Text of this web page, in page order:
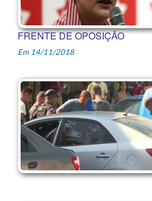
FRENTE DE OPOSIÇÃO
Em 14/11/2018